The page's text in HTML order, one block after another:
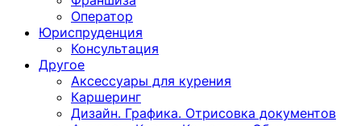
Оператор
Юриспруденция
Консультация
Другoе
Аксессуары для курения
Каршеринг
Дизайн. Графика. Отрисовка документов